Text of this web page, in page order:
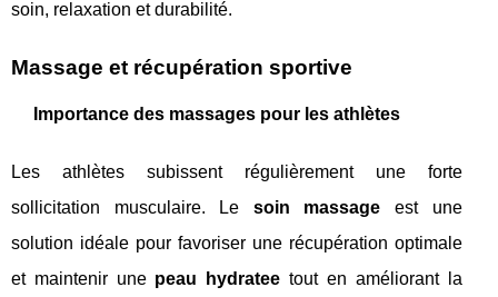
soin, relaxation et durabilité.
Massage et récupération sportive
Importance des massages pour les athlètes
Les athlètes subissent régulièrement une forte
sollicitation musculaire. Le soin massage est une
solution idéale pour favoriser une récupération optimale
et maintenir une peau hydratee tout en améliorant la